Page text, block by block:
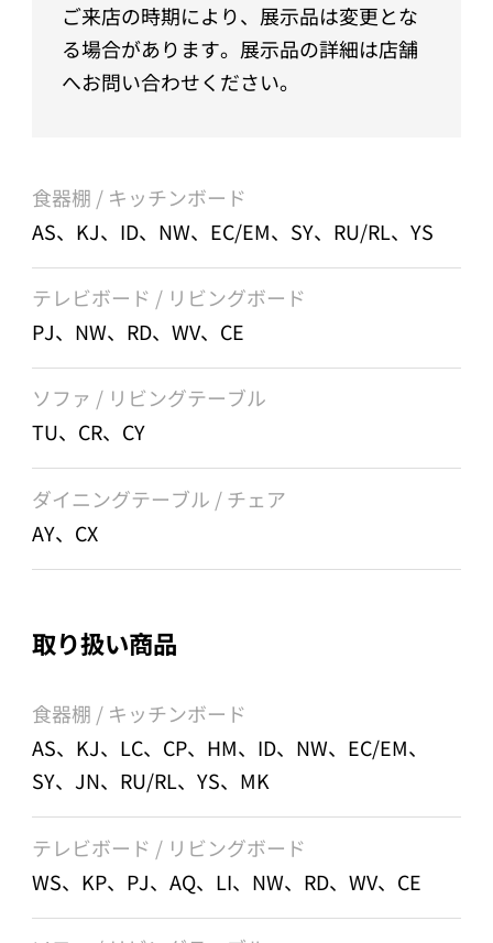
ご来店の時期により、展示品は変更とな
る場合があります。展示品の詳細は店舗
へお問い合わせください。
食器棚 / キッチンボード
AS、KJ、ID、NW、EC/EM、SY、RU/RL、YS
テレビボード / リビングボード
PJ、NW、RD、WV、CE
ソファ / リビングテーブル
TU、CR、CY
ダイニングテーブル / チェア
AY、CX
取り扱い商品
食器棚 / キッチンボード
AS、KJ、LC、CP、HM、ID、NW、EC/EM、
SY、JN、RU/RL、YS、MK
テレビボード / リビングボード
WS、KP、PJ、AQ、LI、NW、RD、WV、CE